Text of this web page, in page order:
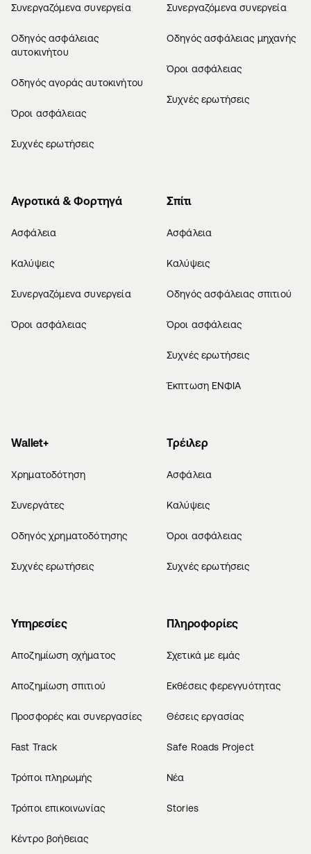
Συνεργαζόμενα συνεργεία
Οδηγός ασφάλειας
αυτοκινήτου
Οδηγός αγοράς αυτοκινήτου
Όροι ασφάλειας
Συχνές ερωτήσεις
Συνεργαζόμενα συνεργεία
Οδηγός ασφάλειας μηχανής
Όροι ασφάλειας
Συχνές ερωτήσεις
Αγροτικά & Φορτηγά
Ασφάλεια
Καλύψεις
Συνεργαζόμενα συνεργεία
Όροι ασφάλειας
Σπίτι
Ασφάλεια
Καλύψεις
Οδηγός ασφάλειας σπιτιού
Όροι ασφάλειας
Συχνές ερωτήσεις
Έκπτωση ΕΝΦΙΑ
Wallet+
Χρηματοδότηση
Συνεργάτες
Οδηγός χρηματοδότησης
Συχνές ερωτήσεις
Τρέιλερ
Ασφάλεια
Καλύψεις
Όροι ασφάλειας
Συχνές ερωτήσεις
Υπηρεσίες
Αποζημίωση οχήματος
Αποζημίωση σπιτιού
Προσφορές και συνεργασίες
Fast Track
Τρόποι πληρωμής
Τρόποι επικοινωνίας
Κέντρο βοήθειας
Πληροφορίες
Σχετικά με εμάς
Εκθέσεις φερεγγυότητας
Θέσεις εργασίας
Safe Roads Project
Νέα
Stories